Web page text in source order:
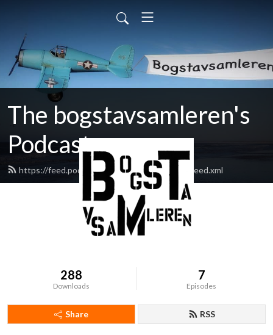
The bogstavsamleren's
Podcast
https://feed.podbean.com/bogstavsamleren/feed.xml
288
Downloads
7
Episodes
Share RSS